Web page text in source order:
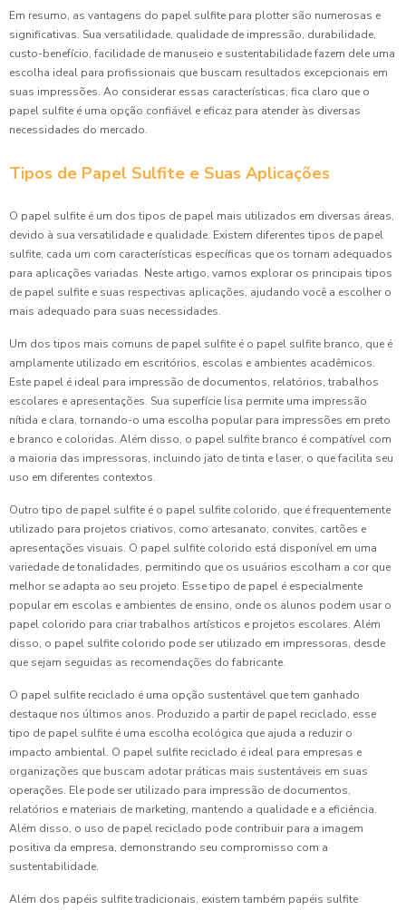
Em resumo, as vantagens do papel sulfite para plotter são numerosas e
significativas. Sua versatilidade, qualidade de impressão, durabilidade,
custo-benefício, facilidade de manuseio e sustentabilidade fazem dele uma
escolha ideal para profissionais que buscam resultados excepcionais em
suas impressões. Ao considerar essas características, fica claro que o
papel sulfite é uma opção confiável e eficaz para atender às diversas
necessidades do mercado.
Tipos de Papel Sulfite e Suas Aplicações
O papel sulfite é um dos tipos de papel mais utilizados em diversas áreas,
devido à sua versatilidade e qualidade. Existem diferentes tipos de papel
sulfite, cada um com características específicas que os tornam adequados
para aplicações variadas. Neste artigo, vamos explorar os principais tipos
de papel sulfite e suas respectivas aplicações, ajudando você a escolher o
mais adequado para suas necessidades.
Um dos tipos mais comuns de papel sulfite é o papel sulfite branco, que é
amplamente utilizado em escritórios, escolas e ambientes acadêmicos.
Este papel é ideal para impressão de documentos, relatórios, trabalhos
escolares e apresentações. Sua superfície lisa permite uma impressão
nítida e clara, tornando-o uma escolha popular para impressões em preto
e branco e coloridas. Além disso, o papel sulfite branco é compatível com
a maioria das impressoras, incluindo jato de tinta e laser, o que facilita seu
uso em diferentes contextos.
Outro tipo de papel sulfite é o papel sulfite colorido, que é frequentemente
utilizado para projetos criativos, como artesanato, convites, cartões e
apresentações visuais. O papel sulfite colorido está disponível em uma
variedade de tonalidades, permitindo que os usuários escolham a cor que
melhor se adapta ao seu projeto. Esse tipo de papel é especialmente
popular em escolas e ambientes de ensino, onde os alunos podem usar o
papel colorido para criar trabalhos artísticos e projetos escolares. Além
disso, o papel sulfite colorido pode ser utilizado em impressoras, desde
que sejam seguidas as recomendações do fabricante.
O papel sulfite reciclado é uma opção sustentável que tem ganhado
destaque nos últimos anos. Produzido a partir de papel reciclado, esse
tipo de papel sulfite é uma escolha ecológica que ajuda a reduzir o
impacto ambiental. O papel sulfite reciclado é ideal para empresas e
organizações que buscam adotar práticas mais sustentáveis em suas
operações. Ele pode ser utilizado para impressão de documentos,
relatórios e materiais de marketing, mantendo a qualidade e a eficiência.
Além disso, o uso de papel reciclado pode contribuir para a imagem
positiva da empresa, demonstrando seu compromisso com a
sustentabilidade.
Além dos papéis sulfite tradicionais, existem também papéis sulfite